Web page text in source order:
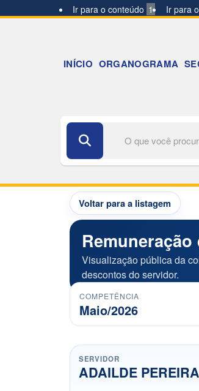
Ir para o conteúdo 1 Ir para
INÍCIO ORGANOGRAMA
Buscar no portal
Voltar para a listagem
Visualização pública da
descontos do servidor.
COMPETÊNCIA
Maio/2026
SERVIDOR
ADAILDE